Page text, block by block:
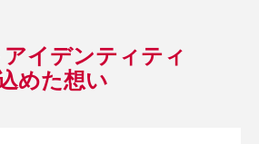
イデンティティ
めた想い